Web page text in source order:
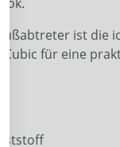
ist
für eine